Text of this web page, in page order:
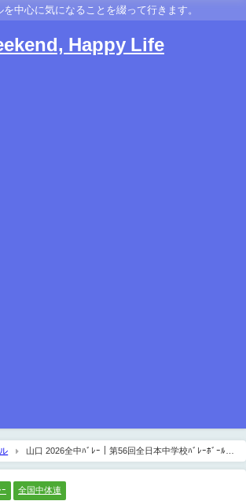
を中心に気になることを綴って行きます。
Happy Life
山口 2026全中ﾊﾞﾚｰ｜第56回全日本中学校ﾊﾞﾚｰﾎﾞｰﾙ選
全国中体連